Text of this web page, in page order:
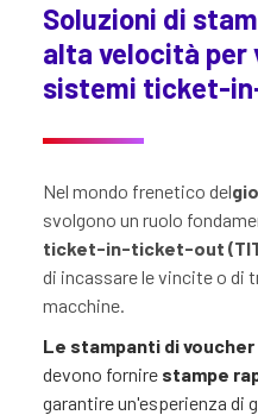
Soluzioni di
alta velocità per
sistemi ticket-
Nel mondo frenetico del
svolgono un ruolo
ticket-in-ticket-out
di incassare le vincite o di
macchine.
Le stampanti di
devono fornire stampe
garantire un'esperienza di